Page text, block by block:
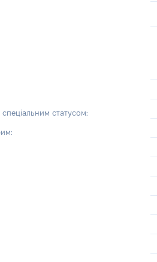
статусом: